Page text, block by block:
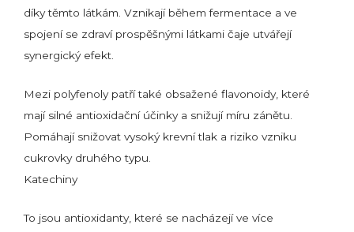
díky těmto látkám. Vznikají během fermentace a ve
spojení se zdraví prospěšnými látkami čaje utvářejí
synergický efekt.
Mezi polyfenoly patří také obsažené flavonoidy, které
mají silné antioxidační účinky a snižují míru zánětu.
Pomáhají snižovat vysoký krevní tlak a riziko vzniku
cukrovky druhého typu.
Katechiny
To jsou antioxidanty, které se nacházejí ve více